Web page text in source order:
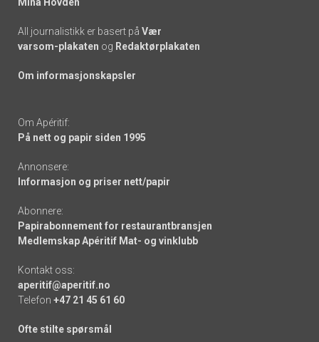
All journalistikk er basert på Vær
varsom-plakaten og Redaktørplakaten
Om informasjonskapsler
Om Apéritif:
På nett og papir siden 1995
Annonsere:
Informasjon og priser nett/papir
Abonnere:
Papirabonnement for restaurantbransjen
Medlemskap Apéritif Mat- og vinklubb
Kontakt oss:
aperitif@aperitif.no
Telefon +47 21 45 61 60
Ofte stilte spørsmål